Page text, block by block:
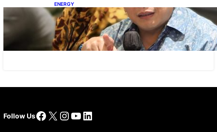
ENERGY
IESR: Kepemimpinan Terpadu jadi Kunci
Percepatan PLTS 100 GW
Follow UsFacebook
X Instagram
YouTube
LinkedIn